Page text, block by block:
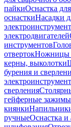
пайкиОснастка
оснасткиНасадки
электродвигателей
инструментов
отвертокНожницы
керны, выколотки
бурения и
сверления
гейферные зажимы
киянки
ручныеОснастка и